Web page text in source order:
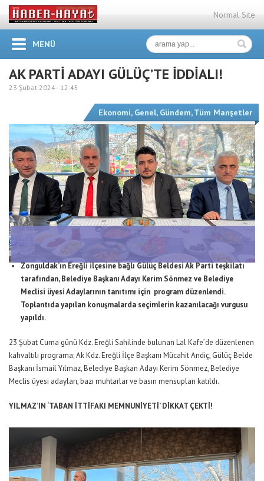
Normal Site
MENÜ
AK PARTİ ADAYI GÜLÜÇ’TE İDDİALI!
23 Şubat 2024 - 12:45
Ekonomi, Genel, Gündem,Tüm Manşetler
Zonguldak’ın Ereğli ilçesine bağlı Gülüç Beldesi Ak Parti teşkilatı
tarafından, Belediye Başkanı Adayı Kerim Sönmez ve Belediye
Meclisi üyesi Adaylarının tanıtımı için program düzenlendi.
Toplantıda yapılan konuşmalarda seçimlerin kazanılacağı vurgusu
yapıldı.
23 Şubat Cuma günü Kdz. Ereğli Sahilinde bulunan Lal Kafe’de düzenlenen
kahvaltılı programa; Ak Kdz. Ereğli İlçe Başkanı Mücahit Andiç, Gülüç Belde
Başkanı İsmail Yılmaz, Belediye Başkan Adayı Kerim Sönmez, Belediye
Meclis üyesi adayları, bazı muhtarlar ve basın mensupları katıldı.
YILMAZ’IN ‘TABAN İTTİFAKI MEMNUNİYETİ’ DİKKAT ÇEKTİ!